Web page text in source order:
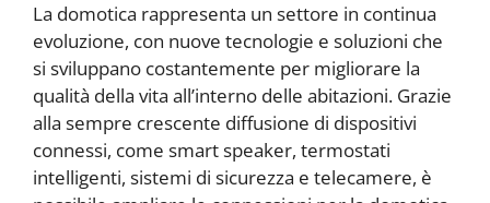
La domotica rappresenta un settore in continua
evoluzione, con nuove tecnologie e soluzioni che
si sviluppano costantemente per migliorare la
qualità della vita all’interno delle abitazioni. Grazie
alla sempre crescente diffusione di dispositivi
connessi, come smart speaker, termostati
intelligenti, sistemi di sicurezza e telecamere, è